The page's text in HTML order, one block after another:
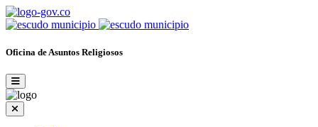
Oficina de Asuntos Religiosos